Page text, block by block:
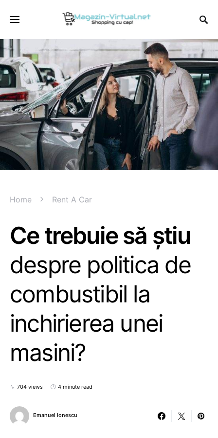
Home Rent A Car
Ce trebuie să știu
despre politica de
combustibil la
inchirierea unei
masini?
704 views 4 minute read
Emanuel Ionescu